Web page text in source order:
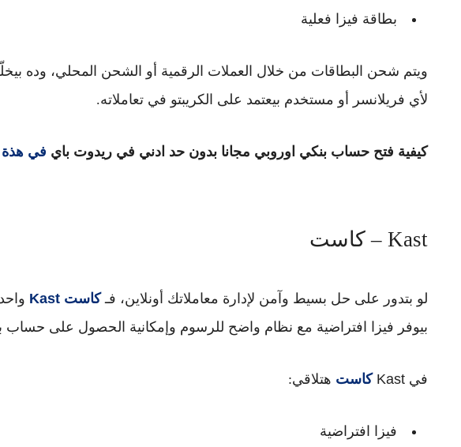
بطاقة فيزا فعلية
ويتم شحن البطاقات من خلال العملات الرقمية أو الشحن المحلي، وده
لأي فريلانسر أو مستخدم بيعتمد على الكريبتو في تعاملاته.
كيفية فتح حساب بنكي اوروبي مجانا بدون حد ادني في ريدوت باي في هذة
Kast – كاست
لو بتدور على حل بسيط وآمن لإدارة معاملاتك أونلاين، فـكاست Kast
بيوفر فيزا افتراضية مع نظام واضح للرسوم وإمكانية الحصول على حساب
في Kast كاست هتلاقي:
فيزا افتراضية